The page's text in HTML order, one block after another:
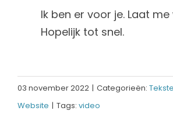
Ik ben er voor je. Laat
Hopelijk tot snel.
03 november 2022 | Categorieën:
Website | Tags: video